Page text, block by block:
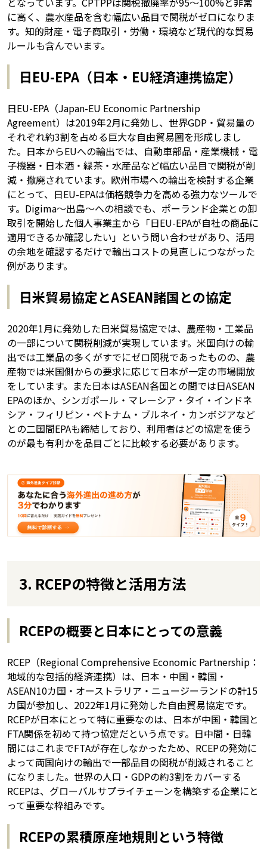
に高く、農水産品を含む幅広い品目で関税がゼロになりま
す。知的財産・電子商取引・労働・環境など現代的な貿易
ルールも含んでいます。
日EU-EPA（日本・EU経済連携協定）
日EU-EPA（Japan-EU Economic Partnership
Agreement）は2019年2月に発効し、世界GDP・貿易量の
それぞれ約3割を占める巨大な自由貿易圏を形成しまし
た。日本からEUへの輸出では、自動車部品・産業機械・電
子機器・日本酒・緑茶・水産品など幅広い品目で関税が削
減・撤廃されています。欧州市場への輸出を検討する企業
にとって、日EU-EPAは価格競争力を高める強力なツールで
す。Digima～出島～への相談でも、ポーランド企業との卸
取引を開始した個人事業主から「日EU-EPAが自社の商品に
適用できるか確認したい」という問い合わせがあり、活用
の余地を確認するだけで輸出コストの見直しにつながった
例があります。
日米貿易協定とASEAN諸国との協定
2020年1月に発効した日米貿易協定では、農産物・工業品
の一部について関税削減が実現しています。米国向けの輸
出では工業品の多くがすでにゼロ関税であったものの、農
産物では米国側からの要求に応じて日本が一定の市場開放
をしています。また日本はASEAN各国との間では日ASEAN
EPAのほか、シンガポール・マレーシア・タイ・インドネ
シア・フィリピン・ベトナム・ブルネイ・カンボジアなど
との二国間EPAも締結しており、利用者はどの協定を使う
のが最も有利かを品目ごとに比較する必要があります。
3. RCEPの特徴と活用方法
RCEPの概要と日本にとっての意義
RCEP（Regional Comprehensive Economic Partnership：
地域的な包括的経済連携）は、日本・中国・韓国・
ASEAN10カ国・オーストラリア・ニュージーランドの計15
カ国が参加し、2022年1月に発効した自由貿易協定です。
RCEPが日本にとって特に重要なのは、日本が中国・韓国と
FTA関係を初めて持つ協定だという点です。日中間・日韓
間にはこれまでFTAが存在しなかったため、RCEPの発効に
よって両国向けの輸出で一部品目の関税が削減されること
になりました。世界の人口・GDPの約3割をカバーする
RCEPは、グローバルサプライチェーンを構築する企業にと
って重要な枠組みです。
RCEPの累積原産地規則という特徴